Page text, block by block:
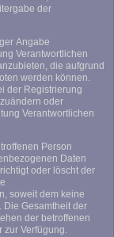
der
Angabe
Verantwortlichen
die aufgrund
werden können.
der Registrierung
oder
Verantwortlichen
Person
Daten
oder löscht der
soweit dem keine
Gesamtheit der
der betroffenen
zur Verfügung.